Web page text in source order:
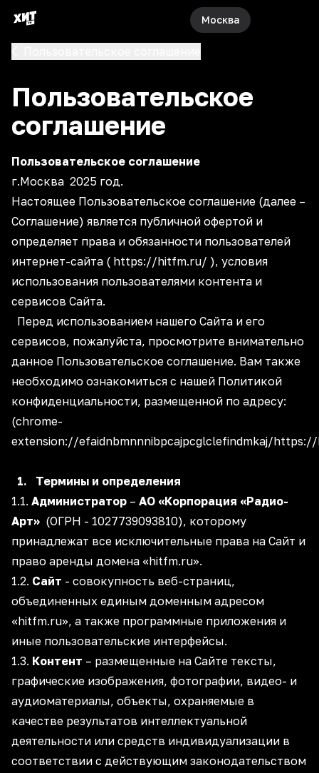
Москва
Пользовательское
соглашение
Пользовательское соглашение
г.Москва 2025 год.
Настоящее Пользовательское соглашение (далее –
Соглашение) является публичной офертой и
определяет права и обязанности пользователей
интернет-сайта ( https://hitfm.ru/ ), условия
использования пользователями контента и
сервисов Сайта.
Перед использованием нашего Сайта и его
сервисов, пожалуйста, просмотрите внимательно
данное Пользовательское соглашение. Вам также
необходимо ознакомиться с нашей Политикой
конфиденциальности, размещенной по адресу:
(chrome-
extension://efaidnbmnnnibpcajpcglclefindmkaj/
1. Термины и определения
1.1. Администратор – АО «Корпорация «Радио-
Арт» (ОГРН - 1027739093810), которому
принадлежат все исключительные права на Сайт и
право аренды домена «hitfm.ru».
1.2. Сайт - совокупность веб-страниц,
объединенных единым доменным адресом
«hitfm.ru», а также программные приложения и
иные пользовательские интерфейсы.
1.3. Контент – размещенные на Сайте тексты,
графические изображения, фотографии, видео- и
аудиоматериалы, объекты, охраняемые в
качестве результатов интеллектуальной
деятельности или средств индивидуализации в
соответствии с действующим законодательством